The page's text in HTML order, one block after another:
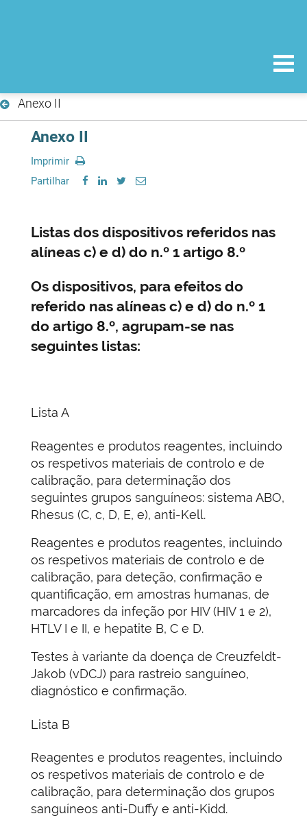
Anexo II
Anexo II
Imprimir
Partilhar
Listas dos dispositivos referidos nas
alíneas c) e d) do n.º 1 artigo 8.º
Os dispositivos, para efeitos do
referido nas alíneas c) e d) do n.º 1
do artigo 8.º, agrupam-se nas
seguintes listas:
Lista A
Reagentes e produtos reagentes, incluindo
os respetivos materiais de controlo e de
calibração, para determinação dos
seguintes grupos sanguíneos: sistema ABO,
Rhesus (C, c, D, E, e), anti-Kell.
Reagentes e produtos reagentes, incluindo
os respetivos materiais de controlo e de
calibração, para deteção, confirmação e
quantificação, em amostras humanas, de
marcadores da infeção por HIV (HIV 1 e 2),
HTLV I e II, e hepatite B, C e D.
Testes à variante da doença de Creuzfeldt-
Jakob (vDCJ) para rastreio sanguíneo,
diagnóstico e confirmação.
Lista B
Reagentes e produtos reagentes, incluindo
os respetivos materiais de controlo e de
calibração, para determinação dos grupos
sanguíneos anti-Duffy e anti-Kidd.